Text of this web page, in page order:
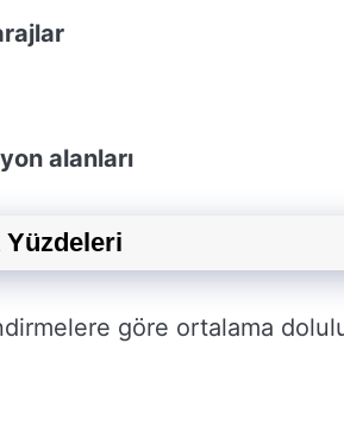
alanları
Yüzdeleri
göre ortalama